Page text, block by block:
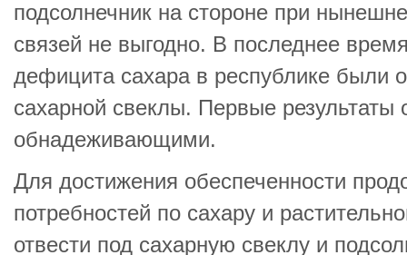
подсолнечник на стороне при
связей не выгодно. В последнее
дефицита сахара в республике были
сахарной свеклы. Первые результаты
обнадеживающими.
Для достижения обеспеченности
потребностей по сахару и
отвести под сахарную свеклу и